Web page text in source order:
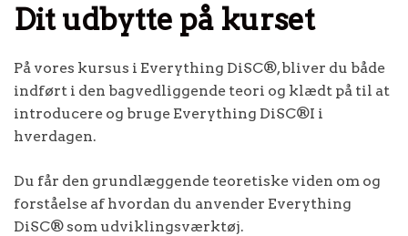
Dit udbytte på kurset
På vores kursus i Everything DiSC®, bliver du både
indført i den bagvedliggende teori og klædt på til at
introducere og bruge Everything DiSC®I i
hverdagen.
Du får den grundlæggende teoretiske viden om og
forståelse af hvordan du anvender Everything
DiSC® som udviklingsværktøj.